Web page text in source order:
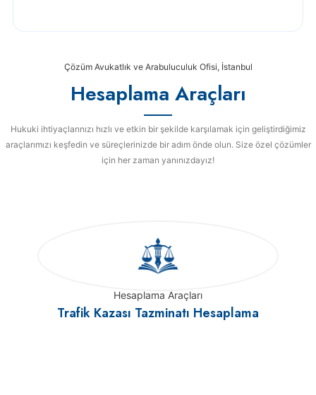
Çözüm Avukatlık ve Arabuluculuk Ofisi, İstanbul
Hesaplama Araçları
Hukuki ihtiyaçlarınızı hızlı ve etkin bir şekilde karşılamak için geliştirdiğimiz
araçlarımızı keşfedin ve süreçlerinizde bir adım önde olun. Size özel çözümler
için her zaman yanınızdayız!
Hesaplama Araçları
Trafik Kazası Tazminatı Hesaplama